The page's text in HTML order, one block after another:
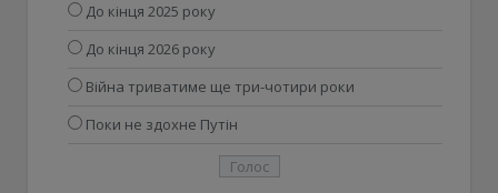
До кінця 2025 року
До кінця 2026 року
Війна триватиме ще три-чотири роки
Поки не здохне Путін